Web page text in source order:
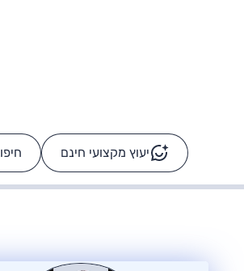
יעוץ מקצועי חינם - על מה נוסע
הרכב לא
כן